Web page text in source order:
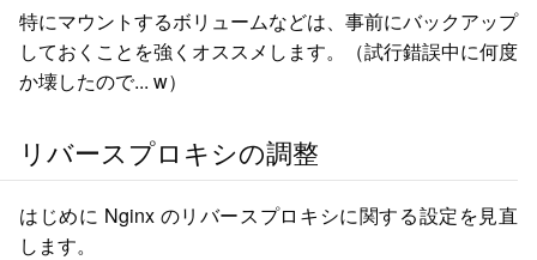
特にマウントするボリュームなどは、事前にバックアップ
しておくことを強くオススメします。（試行錯誤中に何度
か壊したので... w）
リバースプロキシの調整
はじめに Nginx のリバースプロキシに関する設定を見直
します。